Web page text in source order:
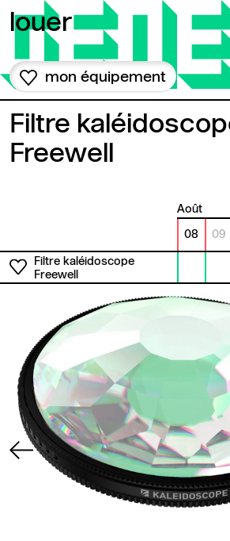
louer
mon équipement
Filtre
Freewell
août
08 09
Filtre kaléidoscope
Freewell